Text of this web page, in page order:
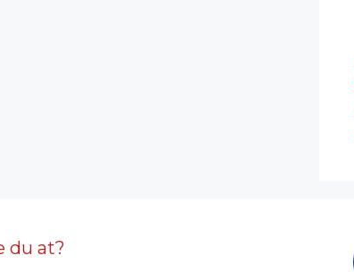
du at?